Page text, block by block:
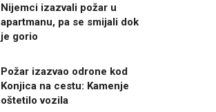
Nijemci izazvali požar u
apartmanu, pa se smijali dok
je gorio
Požar izazvao odrone kod
Konjica na cestu: Kamenje
oštetilo vozila